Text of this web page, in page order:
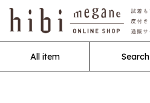
All item Search